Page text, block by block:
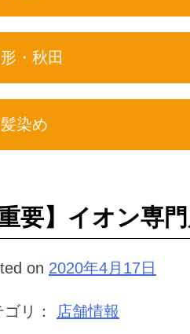
・秋田
染め
重要】イオン専
on 2020年4月17日
ゴリ： 店舗情報